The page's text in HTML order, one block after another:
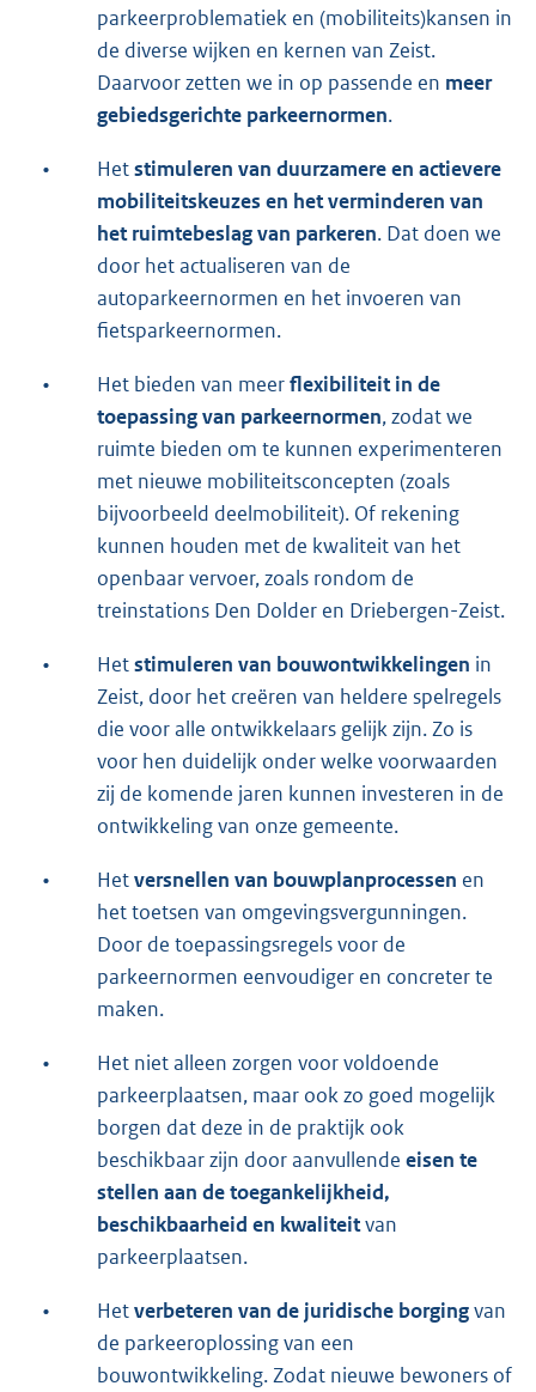
parkeerproblematiek en (mobiliteits)kansen in
de diverse wijken en kernen van Zeist.
Daarvoor zetten we in op passende en meer
gebiedsgerichte parkeernormen.
• Hetstimuleren van duurzamere en actievere
mobiliteitskeuzes en het verminderen van
het ruimtebeslag van parkeren. Dat doen we
door het actualiseren van de
autoparkeernormen en het invoeren van
fietsparkeernormen.
• Het bieden van meerflexibiliteit in de
toepassing van parkeernormen, zodat we
ruimte bieden om te kunnen experimenteren
met nieuwe mobiliteitsconcepten (zoals
bijvoorbeeld deelmobiliteit). Of rekening
kunnen houden met de kwaliteit van het
openbaar vervoer, zoals rondom de
treinstations Den Dolder en Driebergen-Zeist.
• Hetstimuleren van bouwontwikkelingen in
Zeist, door het creëren van heldere spelregels
die voor alle ontwikkelaars gelijk zijn. Zo is
voor hen duidelijk onder welke voorwaarden
zij de komende jaren kunnen investeren in de
ontwikkeling van onze gemeente.
• Hetversnellen van bouwplanprocessen en
het toetsen van omgevingsvergunningen.
Door de toepassingsregels voor de
parkeernormen eenvoudiger en concreter te
maken.
•
Het niet alleen zorgen voor voldoende
parkeerplaatsen, maar ook zo goed mogelijk
borgen dat deze in de praktijk ook
beschikbaar zijn door aanvullende eisen te
stellen aan de toegankelijkheid,
beschikbaarheid en kwaliteitvan
parkeerplaatsen.
• Hetverbeteren van de juridische borgingvan
de parkeeroplossing van een
bouwontwikkeling. Zodat nieuwe bewoners of